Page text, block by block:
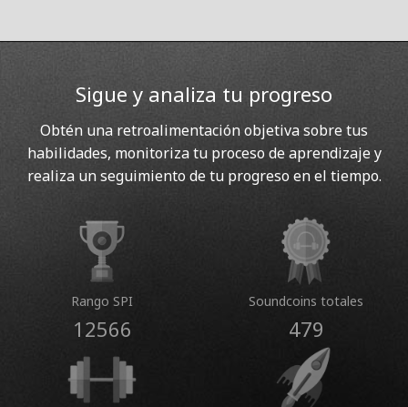
Sigue y analiza tu progreso
Obtén una retroalimentación objetiva sobre tus
habilidades, monitoriza tu proceso de aprendizaje y
realiza un seguimiento de tu progreso en el tiempo.
Rango SPI
12566
Soundcoins totales
479